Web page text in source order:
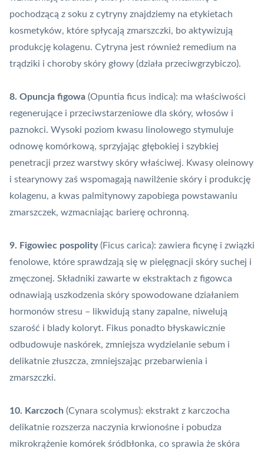
pochodzącą z soku z cytryny znajdziemy na etykietach
kosmetyków, które spłycają zmarszczki, bo aktywizują
produkcję kolagenu. Cytryna jest również remedium na
trądziki i choroby skóry głowy (działa przeciwgrzybiczo).
8. Opuncja figowa (Opuntia ficus indica): ma właściwości
regenerujące i przeciwstarzeniowe dla skóry, włosów i
paznokci. Wysoki poziom kwasu linolowego stymuluje
odnowę komórkową, sprzyjając głębokiej i szybkiej
penetracji przez warstwy skóry właściwej. Kwasy oleinowy
i stearynowy zaś wspomagają nawilżenie skóry i produkcję
kolagenu, a kwas palmitynowy zapobiega powstawaniu
zmarszczek, wzmacniając barierę ochronną.
9. Figowiec pospolity(Ficus carica): zawiera ficynę i związki
fenolowe, które sprawdzają się w pielęgnacji skóry suchej i
zmęczonej. Składniki zawarte w ekstraktach z figowca
odnawiają uszkodzenia skóry spowodowane działaniem
hormonów stresu – likwidują stany zapalne, niwelują
szarość i blady koloryt. Fikus ponadto błyskawicznie
odbudowuje naskórek, zmniejsza wydzielanie sebum i
delikatnie złuszcza, zmniejszając przebarwienia i
zmarszczki.
10. Karczoch (Cynara scolymus): ekstrakt z karczocha
delikatnie rozszerza naczynia krwionośne i pobudza
mikrokrążenie komórek śródbłonka, co sprawia że skóra